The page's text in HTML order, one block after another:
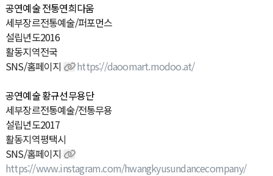
공연예술전통연희다움
세부장르전통예술/퍼포먼스
설립년도2016
활동지역전국
SNS/홈페이지
https://daoomart.modoo.at/
공연예술황규선무용단
세부장르전통예술/전통무용
설립년도2017
활동지역평택시
SNS/홈페이지
https://www.instagram.com/hwangkyusundancecompany/